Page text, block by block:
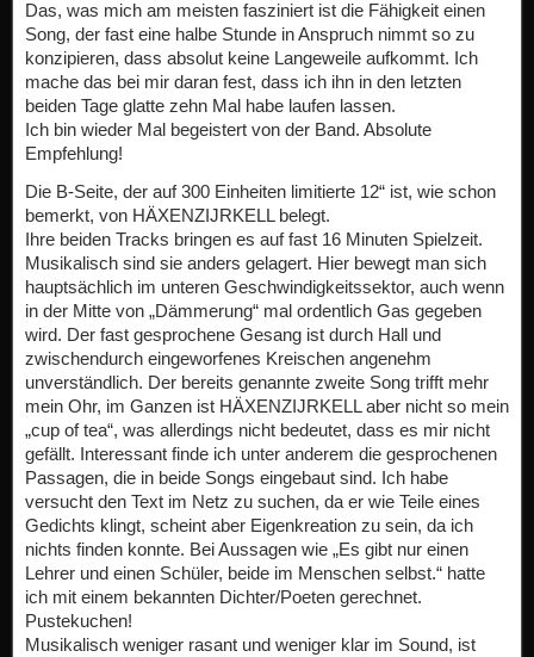
Das, was mich am meisten fasziniert ist die Fähigkeit einen
Song, der fast eine halbe Stunde in Anspruch nimmt so zu
konzipieren, dass absolut keine Langeweile aufkommt. Ich
mache das bei mir daran fest, dass ich ihn in den letzten
beiden Tage glatte zehn Mal habe laufen lassen.
Ich bin wieder Mal begeistert von der Band. Absolute
Empfehlung!
Die B-Seite, der auf 300 Einheiten limitierte 12“ ist, wie schon
bemerkt, von HÄXENZIJRKELL belegt.
Ihre beiden Tracks bringen es auf fast 16 Minuten Spielzeit.
Musikalisch sind sie anders gelagert. Hier bewegt man sich
hauptsächlich im unteren Geschwindigkeitssektor, auch wenn
in der Mitte von „Dämmerung“ mal ordentlich Gas gegeben
wird. Der fast gesprochene Gesang ist durch Hall und
zwischendurch eingeworfenes Kreischen angenehm
unverständlich. Der bereits genannte zweite Song trifft mehr
mein Ohr, im Ganzen ist HÄXENZIJRKELL aber nicht so mein
„cup of tea“, was allerdings nicht bedeutet, dass es mir nicht
gefällt. Interessant finde ich unter anderem die gesprochenen
Passagen, die in beide Songs eingebaut sind. Ich habe
versucht den Text im Netz zu suchen, da er wie Teile eines
Gedichts klingt, scheint aber Eigenkreation zu sein, da ich
nichts finden konnte. Bei Aussagen wie „Es gibt nur einen
Lehrer und einen Schüler, beide im Menschen selbst.“ hatte
ich mit einem bekannten Dichter/Poeten gerechnet.
Pustekuchen!
Musikalisch weniger rasant und weniger klar im Sound, ist